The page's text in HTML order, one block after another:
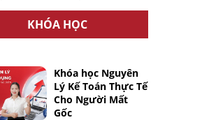
KHÓA HỌC
Khóa học Nguyên
Lý Kế Toán Thực Tế
Cho Người Mất
Gốc